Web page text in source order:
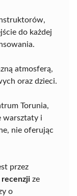
do każdej
atmosferą,
oraz dzieci.
Torunia,
warsztaty i
nie oferując
przez
recenzji ze
o